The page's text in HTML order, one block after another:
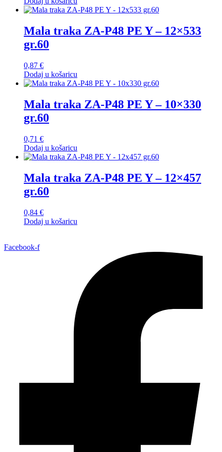
Mala traka ZA-P48 PE Y – 12×533
gr.60
0,87 €
Dodaj u košaricu
Mala traka ZA-P48 PE Y – 10×330
gr.60
0,71 €
Dodaj u košaricu
Mala traka ZA-P48 PE Y – 12×457
gr.60
0,84 €
Dodaj u košaricu
Facebook-f